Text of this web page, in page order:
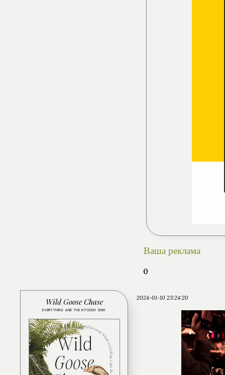
Ваша реклама
0
2024-01-10 23:24:20
Wild Goose Chase
EVERYTHING AND THE KITCHEN SINK